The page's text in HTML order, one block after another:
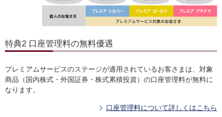
特典2 口座管理料の無料優遇
プレミアムサービスのステージが適用されているお客さまは、対象
商品（国内株式・外国証券・株式累積投資）の口座管理料が無料に
なります。
口座管理料について詳しくはこちら